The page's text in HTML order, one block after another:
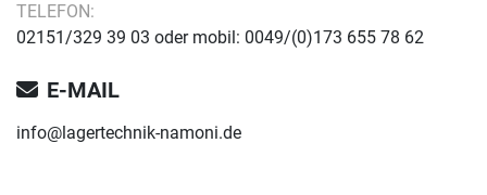
TELEFON:
02151/329 39 03 oder mobil: 0049/(0)173 655 78 62
E-MAIL
info@lagertechnik-namoni.de